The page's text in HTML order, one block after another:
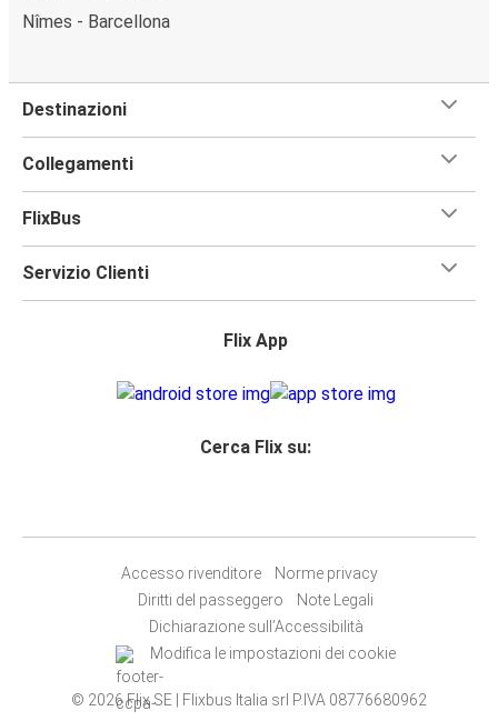
Nîmes - Barcellona
Destinazioni
Collegamenti
FlixBus
Servizio Clienti
Flix App
Cerca Flix su:
Accesso rivenditore
Norme privacy
Diritti del passeggero
Note Legali
Dichiarazione sull’Accessibilità
Modifica le impostazioni dei cookie
© 2026 Flix SE | Flixbus Italia srl P.IVA 08776680962